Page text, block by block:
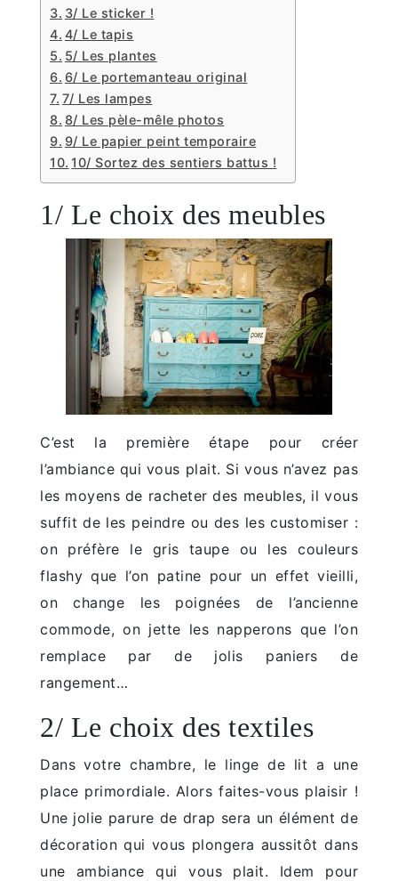
3/ Le sticker !
4/ Le tapis
5/ Les plantes
6/ Le portemanteau original
7/ Les lampes
8/ Les pèle-mêle photos
9/ Le papier peint temporaire
10/ Sortez des sentiers battus !
1/ Le choix des meubles
C’est la première étape pour créer
l’ambiance qui vous plait. Si vous n’avez pas
les moyens de racheter des meubles, il vous
suffit de les peindre ou des les customiser :
on préfère le gris taupe ou les couleurs
flashy que l’on patine pour un effet vieilli,
on change les poignées de l’ancienne
commode, on jette les napperons que l’on
remplace par de jolis paniers de
rangement…
2/ Le choix des textiles
Dans votre chambre, le linge de lit a une
place primordiale. Alors faites-vous plaisir !
Une jolie parure de drap sera un élément de
décoration qui vous plongera aussitôt dans
une ambiance qui vous plait. Idem pour